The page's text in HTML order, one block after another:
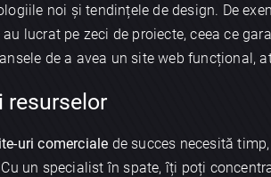
noi și tendințele de design. De
lucrat pe zeci de proiecte, ceea ce
de a avea un site web funcțional,
resurselor
uri comerciale de succes necesită
un specialist în spate, îți poți